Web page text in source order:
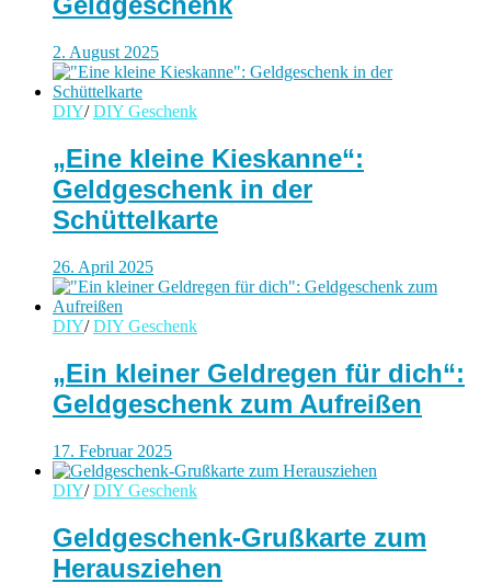
2. August 2025
DIY/ DIY Geschenk
„Eine kleine Kieskanne“:
Geldgeschenk in der
Schüttelkarte
26. April 2025
DIY/ DIY Geschenk
„Ein kleiner Geldregen für dich“:
Geldgeschenk zum Aufreißen
17. Februar 2025
DIY/ DIY Geschenk
Geldgeschenk-Grußkarte zum
Herausziehen